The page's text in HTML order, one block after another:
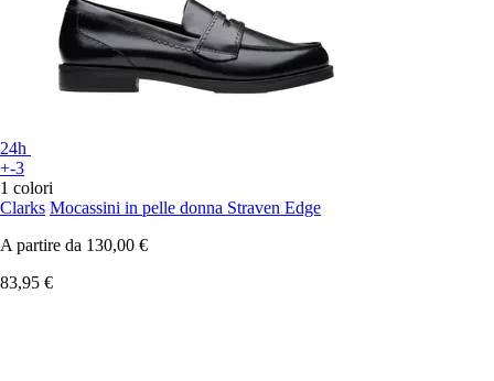
24h
+-3
1 colori
Clarks Mocassini in pelle donna Straven Edge
A partire da 130,00 €
83,95 €